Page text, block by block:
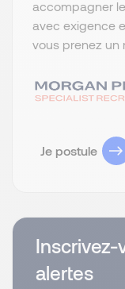
accompagner
avec exigence
vous prenez un
Je postule
Inscrivez-
alertes